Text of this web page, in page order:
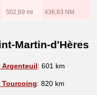
502,69 mi 436,83 NM
Martin-d'Hères
Argenteuil: 601 km
Tourcoing: 820 km